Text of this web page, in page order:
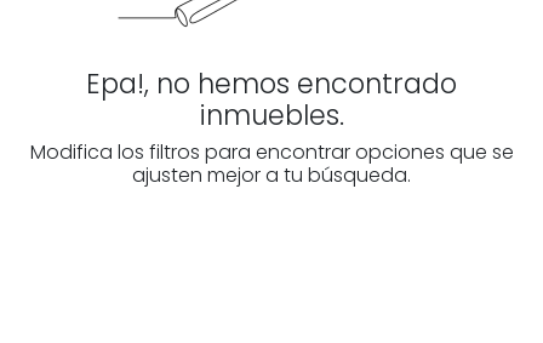
Epa!, no hemos encontrado
inmuebles.
Modifica los filtros para encontrar opciones que se
ajusten mejor a tu búsqueda.